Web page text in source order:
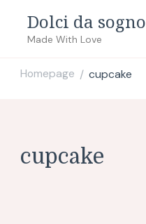
Dolci da sogno
Made With Love
Homepage / cupcake
cupcake